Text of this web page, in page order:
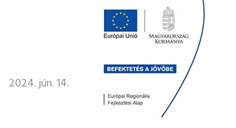
2024. jún. 14.